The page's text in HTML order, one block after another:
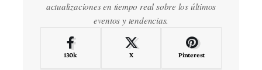
actualizaciones en tiempo real sobre los últimos
eventos y tendencias.
130k X Pinterest